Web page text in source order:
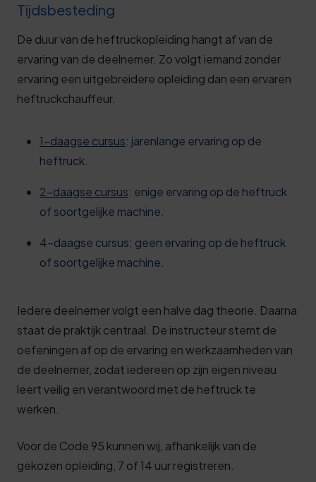
Tijdsbesteding
De duur van de heftruckopleiding hangt af van de
ervaring van de deelnemer. Zo volgt iemand zonder
ervaring een uitgebreidere opleiding dan een ervaren
heftruckchauffeur.
1-daagse cursus: jarenlange ervaring op de
heftruck.
2-daagse cursus: enige ervaring op de heftruck
of soortgelijke machine.
4-daagse cursus: geen ervaring op de heftruck
of soortgelijke machine.
Iedere deelnemer volgt een halve dag theorie. Daarna
staat de praktijk centraal. De instructeur stemt de
oefeningen af op de ervaring en werkzaamheden van
de deelnemer, zodat iedereen op zijn eigen niveau
leert veilig en verantwoord met de heftruck te
werken.
Voor de Code 95 kunnen wij, afhankelijk van de
gekozen opleiding, 7 of 14 uur registreren.